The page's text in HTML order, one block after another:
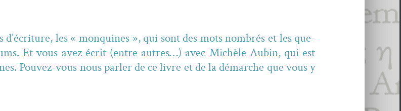
les « mon­quines », qui sont des mots nom­brés et les que­
Et vous avez écrit (entre autres…) avec Michèle Aubin, qui est
Pou­vez-vous nous par­ler de ce livre et de la démarche que vous y